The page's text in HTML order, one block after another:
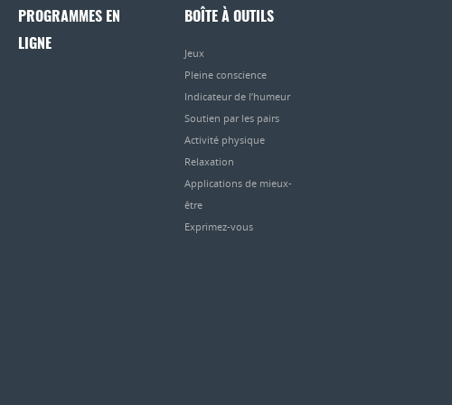
PROGRAMMES EN
LIGNE
BOÎTE À OUTILS
Jeux
Pleine conscience
Indicateur de l’humeur
Soutien par les pairs
Activité physique
Relaxation
Applications de mieux-
être
Exprimez-vous